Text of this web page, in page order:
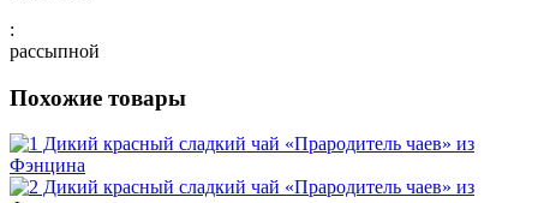
:
рассыпной
Похожие товары